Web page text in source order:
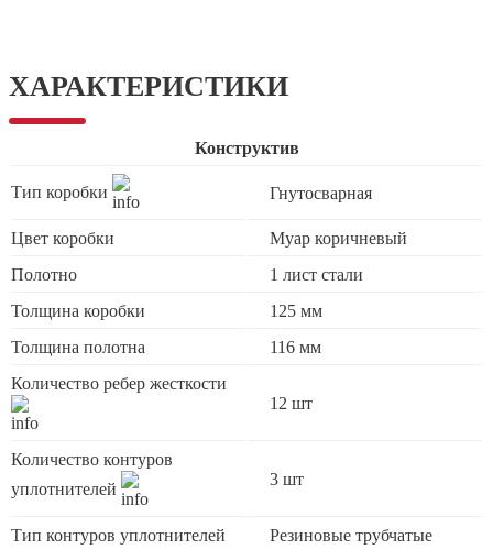
ХАРАКТЕРИСТИКИ
Конструктив
Тип коробки Гнутосварная
Цвет коробки
Муар коричневый
Полотно
1 лист стали
Толщина коробки
125 мм
Толщина полотна
116 мм
Количество ребер жесткости
12 шт
Количество контуров
уплотнителей
3 шт
Тип контуров уплотнителей Резиновые трубчатые